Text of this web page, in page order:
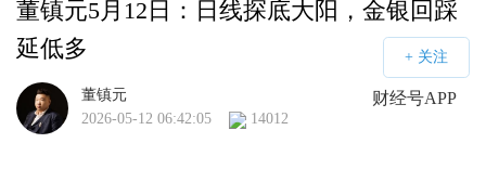
董镇元5月12日：日线探底大阳，金银回踩
延低多
财经号APP
董镇元
2026-05-12 06:42:05
14012